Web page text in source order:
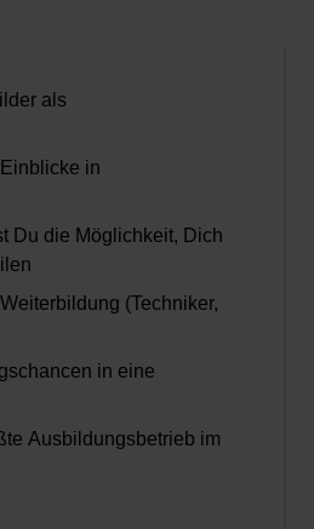
als
in
Du die Möglichkeit, Dich
(Techniker,
in eine
Ausbildungsbetrieb im